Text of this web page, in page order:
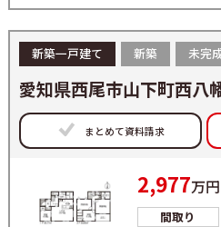
新築一戸建て 新築 未完
愛知県西尾市山下町西八
まとめて資料請求
2,977万円
間取り